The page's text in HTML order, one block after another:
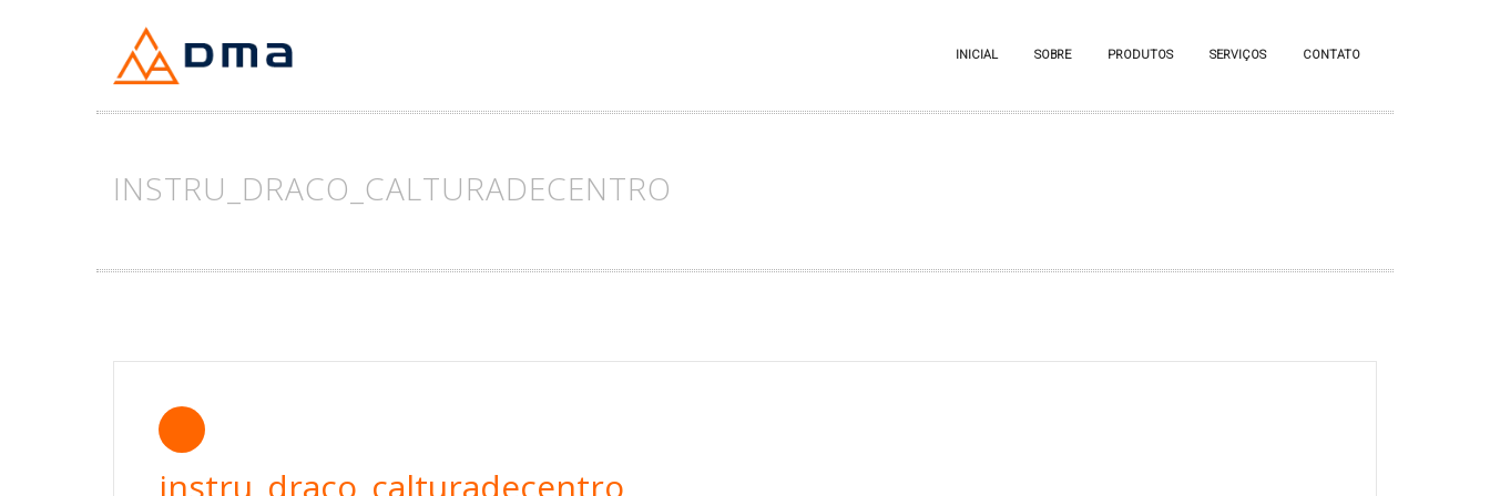
content
INICIAL
SOBRE PRODUTOS SERVIÇOS CONTATO
INSTRU_DRACO_CALTURADECENTRO
instru_draco_calturadecentro